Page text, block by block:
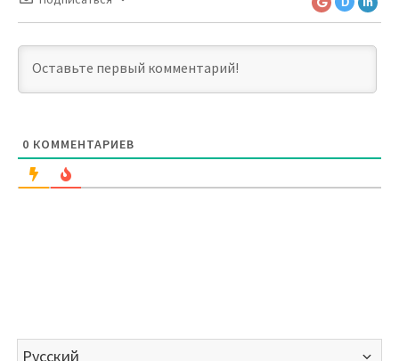
0 КОММЕНТАРИЕВ
Выбрать